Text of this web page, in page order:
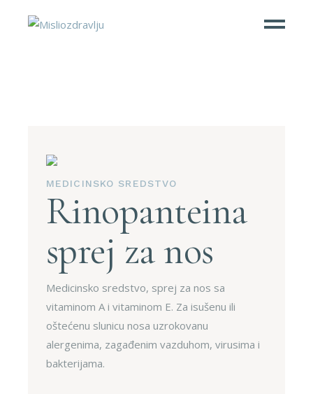
MEDICINSKO SREDSTVO
Rinopanteina
sprej za nos
Medicinsko sredstvo, sprej za nos sa
vitaminom A i vitaminom E. Za isušenu ili
oštećenu slunicu nosa uzrokovanu
alergenima, zagađenim vazduhom, virusima i
bakterijama.